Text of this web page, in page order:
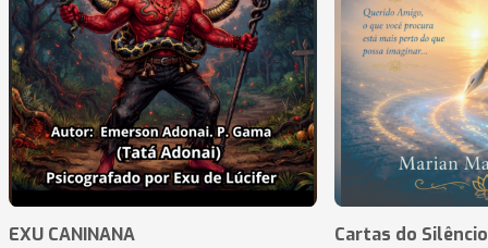
EXU CANINANA Cartas do Silêncio